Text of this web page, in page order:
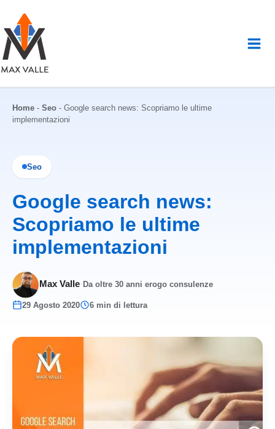
contenuto
Home - Seo - Google search news: Scopriamo le ultime
implementazioni
Seo
Google search news:
Scopriamo le ultime
implementazioni
Max Valle· Da oltre 30 anni erogo consulenze
29 Agosto 2020 6 min di lettura